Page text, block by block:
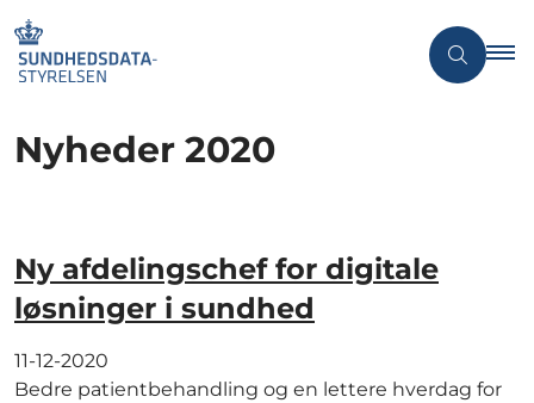
Nyheder 2020
Ny afdelingschef for digitale
løsninger i sundhed
11-12-2020
Bedre patientbehandling og en lettere hverdag for